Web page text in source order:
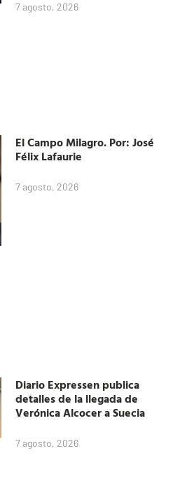
7 agosto, 2026
El Campo Milagro. Por: José
Félix Lafaurie
7 agosto, 2026
Diario Expressen publica
detalles de la llegada de
Verónica Alcocer a Suecia
7 agosto, 2026